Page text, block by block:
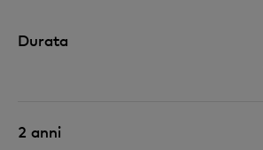
Durata
2 anni